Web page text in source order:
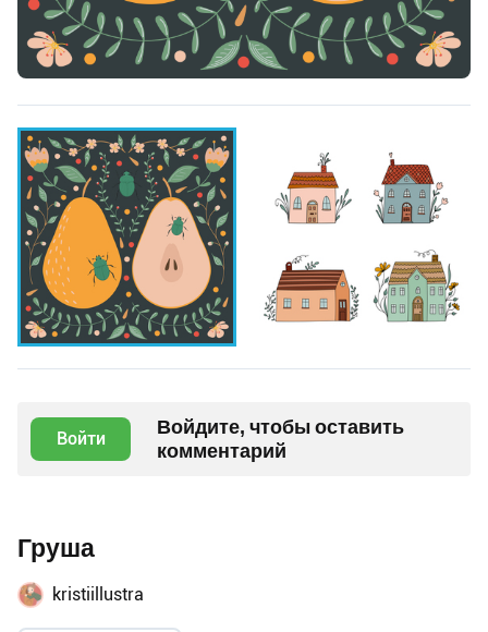
Войти
Войдите, чтобы оставить
комментарий
Груша
kristiillustra